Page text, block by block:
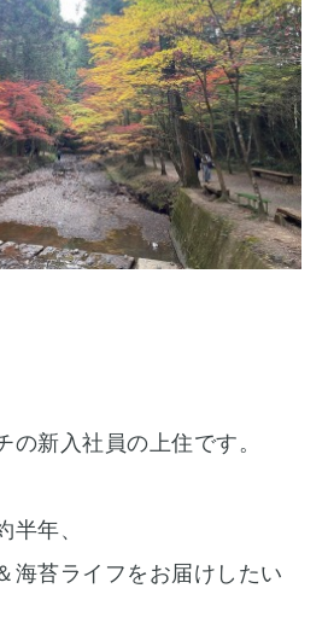
の新入社員の上住です。
半年、
海苔ライフをお届けしたい